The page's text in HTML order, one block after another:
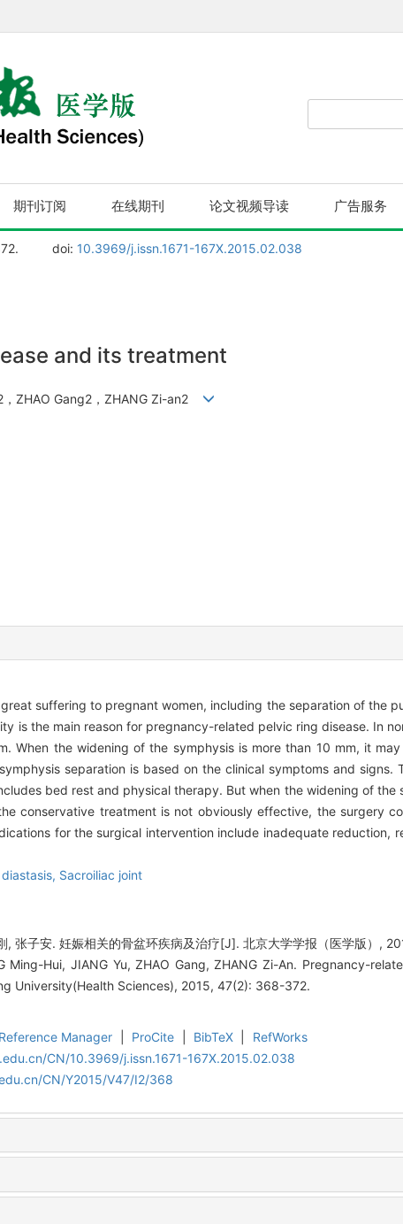
期刊订阅 在线期刊 论文视频导读 广告服务
doi: 10.3969/j.issn.1671-167X.2015.02.038
and its treatment
，ZHAO Gang2，ZHANG Zi-an2
suffering to pregnant women, including the separation of the
is the main reason for pregnancy-related pelvic ring disease. In
When the widening of the symphysis is more than 10 mm, it
separation is based on the clinical symptoms and signs.
bed rest and physical therapy. But when the widening of the
conservative treatment is not obviously effective, the surgery
for the surgical intervention include inadequate reduction,
Sacroiliac joint
, 张子安. 妊娠相关的骨盆环疾病及治疗[J]. 北京大学学报（医学版）,
Ming-Hui, JIANG Yu, ZHAO Gang, ZHANG Zi-An. Pregnancy-
University(Health Sciences), 2015, 47(2): 368-372.
Reference Manager ProCite BibTeX
RefWorks
CN/10.3969/j.issn.1671-167X.2015.02.038
CN/Y2015/V47/I2/368